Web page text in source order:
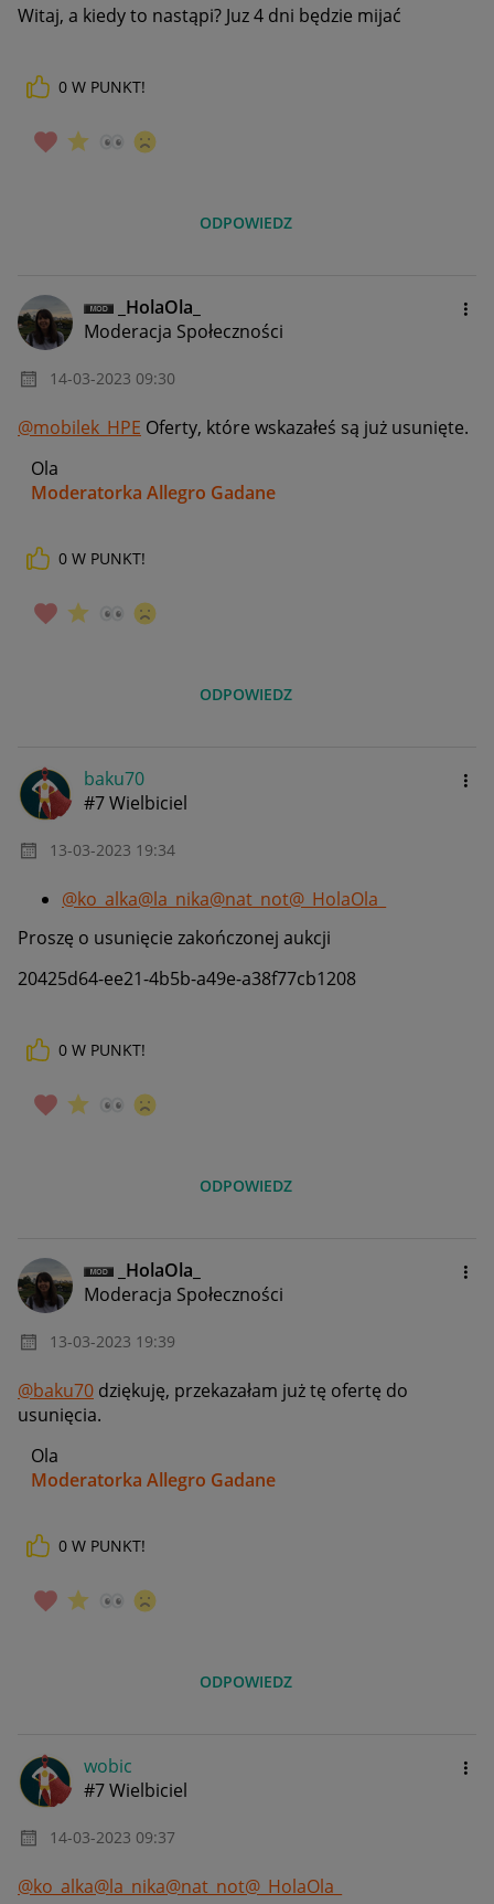
Witaj, a kiedy to nastąpi? Juz 4 dni będzie mijać
0 W PUNKT!
ODPOWIEDZ
_HolaOla_
Moderacja Społeczności
‎14-03-2023 09:30
@mobilek_HPE Oferty, które wskazałeś są już usunięte.
Ola
Moderatorka Allegro Gadane
0 W PUNKT!
ODPOWIEDZ
baku70
#7 Wielbiciel
‎13-03-2023 19:34
@ko_alka@la_nika@nat_not@_HolaOla_
Proszę o usunięcie zakończonej aukcji
20425d64-ee21-4b5b-a49e-a38f77cb1208
0 W PUNKT!
ODPOWIEDZ
_HolaOla_
Moderacja Społeczności
‎13-03-2023 19:39
@baku70 dziękuję, przekazałam już tę ofertę do
usunięcia.
Ola
Moderatorka Allegro Gadane
0 W PUNKT!
ODPOWIEDZ
wobic
#7 Wielbiciel
‎14-03-2023 09:37
@ko_alka@la_nika@nat_not@_HolaOla_